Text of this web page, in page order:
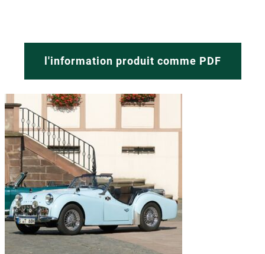
l'information produit comme PDF